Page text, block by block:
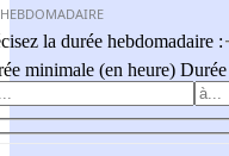
la durée hebdomadaire :
minimale (en heure)